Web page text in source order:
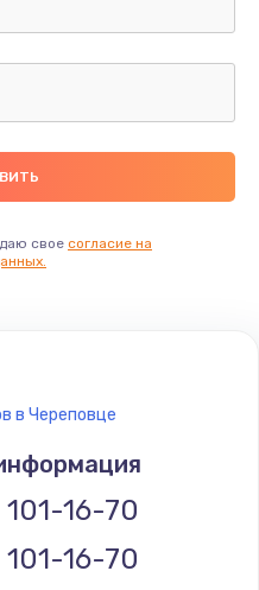
трубки
реле
свое согласие на
в Череповце
16-70
16-70